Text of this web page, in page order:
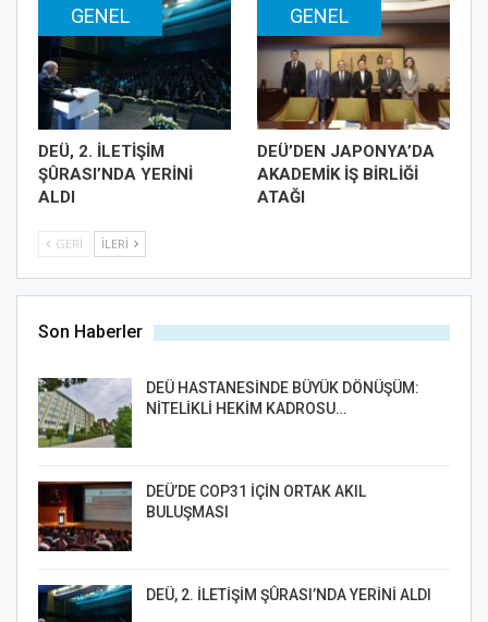
GENEL
DEÜ, 2. İLETİŞİM
ŞÛRASI’NDA YERİNİ
ALDI
GENEL
DEÜ’DEN JAPONYA’DA
AKADEMİK İŞ BİRLİĞİ
ATAĞI
GERI İLERI
Son Haberler
DEÜ HASTANESİNDE BÜYÜK DÖNÜŞÜM:
NİTELİKLİ HEKİM KADROSU…
DEÜ’DE COP31 İÇİN ORTAK AKIL
BULUŞMASI
DEÜ, 2. İLETİŞİM ŞÛRASI’NDA YERİNİ ALDI